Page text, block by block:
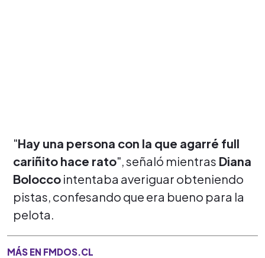
"Hay una persona con la que agarré full
cariñito hace rato", señaló mientras Diana
Bolocco intentaba averiguar obteniendo
pistas, confesando que era bueno para la
pelota.
MÁS EN FMDOS.CL